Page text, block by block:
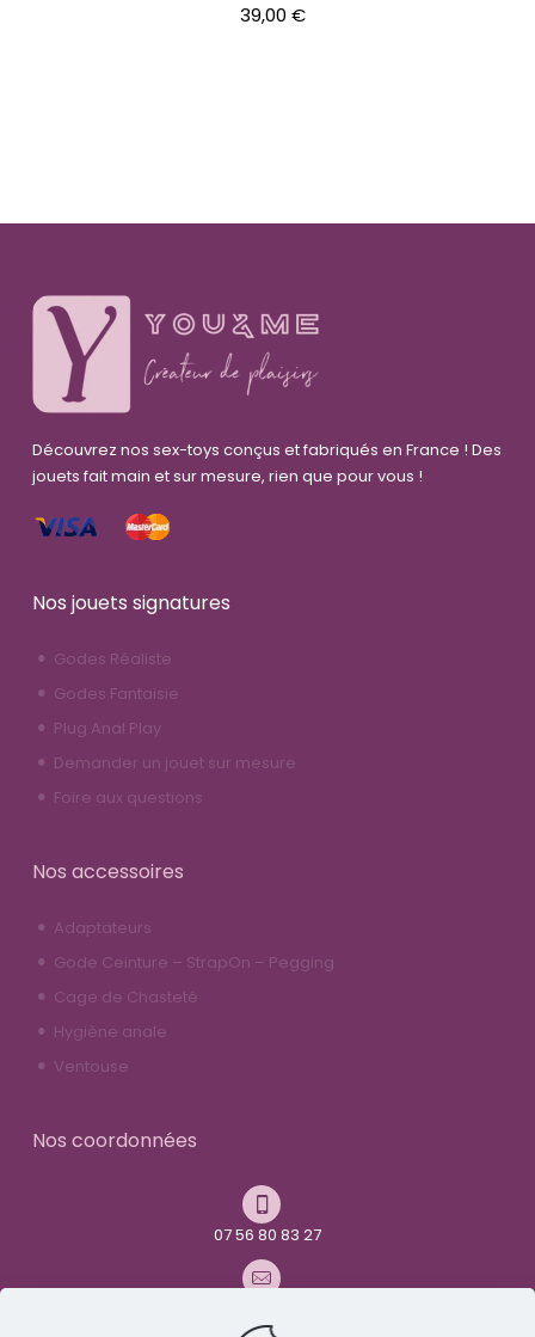
39,00 €
Découvrez nos sex-toys conçus et fabriqués en France ! Des
jouets fait main et sur mesure, rien que pour vous !
Nos jouets signatures
Godes Réaliste
Godes Fantaisie
Plug Anal Play
Demander un jouet sur mesure
Foire aux questions
Nos accessoires
Adaptateurs
Gode Ceinture – StrapOn – Pegging
Cage de Chasteté
Hygiène anale
Ventouse
Nos coordonnées
07 56 80 83 27